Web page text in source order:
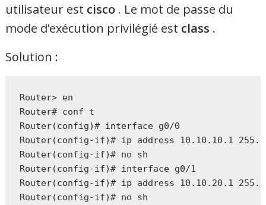
utilisateur est cisco . Le mot de passe du
mode d’exécution privilégié est class .
Solution :
Router> en
Router# conf t
Router(config)# interface g0/0
Router(config-if)# ip address 10.10.10.1
Router(config-if)# no sh
Router(config-if)# interface g0/1
Router(config-if)# ip address 10.10.20.1
Router(config-if)# no sh